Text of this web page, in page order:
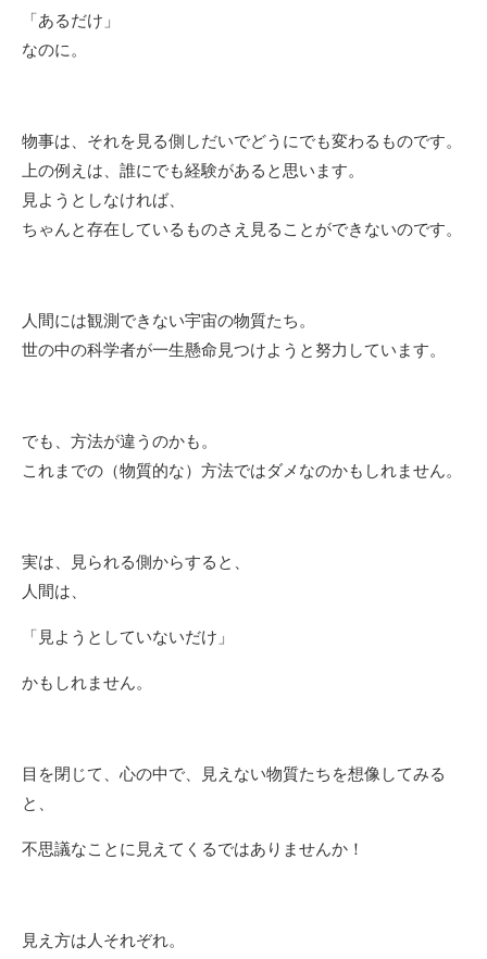
「あるだけ」
なのに。
物事は、それを見る側しだいでどうにでも変わるものです。
上の例えは、誰にでも経験があると思います。
見ようとしなければ、
ちゃんと存在しているものさえ見ることができないのです。
人間には観測できない宇宙の物質たち。
世の中の科学者が一生懸命見つけようと努力しています。
でも、方法が違うのかも。
これまでの（物質的な）方法ではダメなのかもしれません。
実は、見られる側からすると、
人間は、
「見ようとしていないだけ」
かもしれません。
目を閉じて、心の中で、見えない物質たちを想像してみる
と、
不思議なことに見えてくるではありませんか！
見え方は人それぞれ。